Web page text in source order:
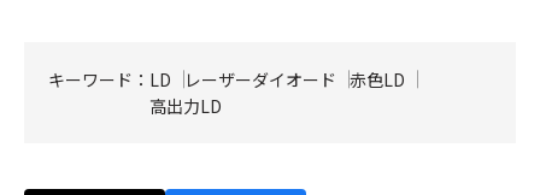
キーワード： LD レーザーダイオード
赤色LD
高出力LD